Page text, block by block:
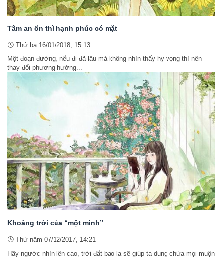
Tâm an ổn thì hạnh phúc có mặt
Thứ ba 16/01/2018, 15:13
Một đoạn đường, nếu đi đã lâu mà không nhìn thấy hy vọng thì nên
thay đổi phương hướng...
Khoảng trời của “một mình”
Thứ năm 07/12/2017, 14:21
Hãy ngước nhìn lên cao, trời đất bao la sẽ giúp ta dung chứa mọi muộn